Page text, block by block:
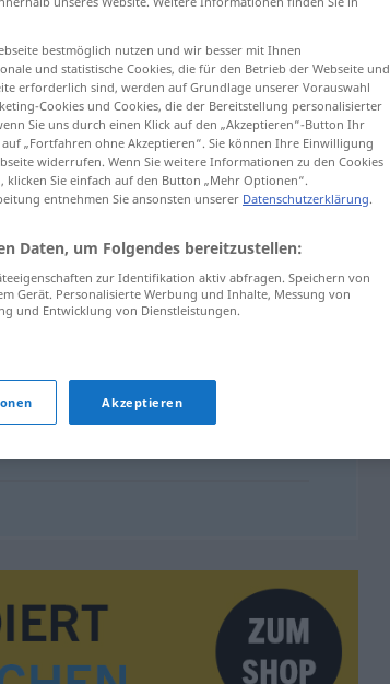
bestmöglich nutzen und wir besser mit Ihnen
und statistische Cookies, die für den Betrieb der Webseite und
erforderlich sind, werden auf Grundlage unserer Vorauswahl
Cookies und Cookies, die der Bereitstellung personalisierter
Sie uns durch einen Klick auf den „Akzeptieren“-Button Ihr
„Fortfahren ohne Akzeptieren“. Sie können Ihre Einwilligung
widerrufen. Wenn Sie weitere Informationen zu den Cookies
Sie einfach auf den Button „Mehr Optionen“.
entnehmen Sie ansonsten unserer Datenschutzerklärung.
Daten, um Folgendes bereitzustellen:
zur Identifikation aktiv abfragen. Speichern von
Gerät. Personalisierte Werbung und Inhalte, Messung von
und Entwicklung von Dienstleistungen.
Akzeptieren